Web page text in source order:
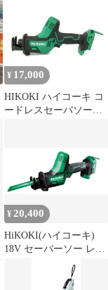
14.4V・マルチボルト・
AC100V
¥ 17,000
HIKOKI ハイコーキ コ
ードレスセーバソー
セーバーソー ノコギリ
電動工具 ★DT1307
¥20,400
HiKOKI(ハイコーキ)
18V セーバーソー レシ
プロソー CR18DA バッ
テリー・充電器・ケー